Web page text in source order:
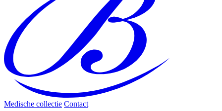
Medische collectie Contact